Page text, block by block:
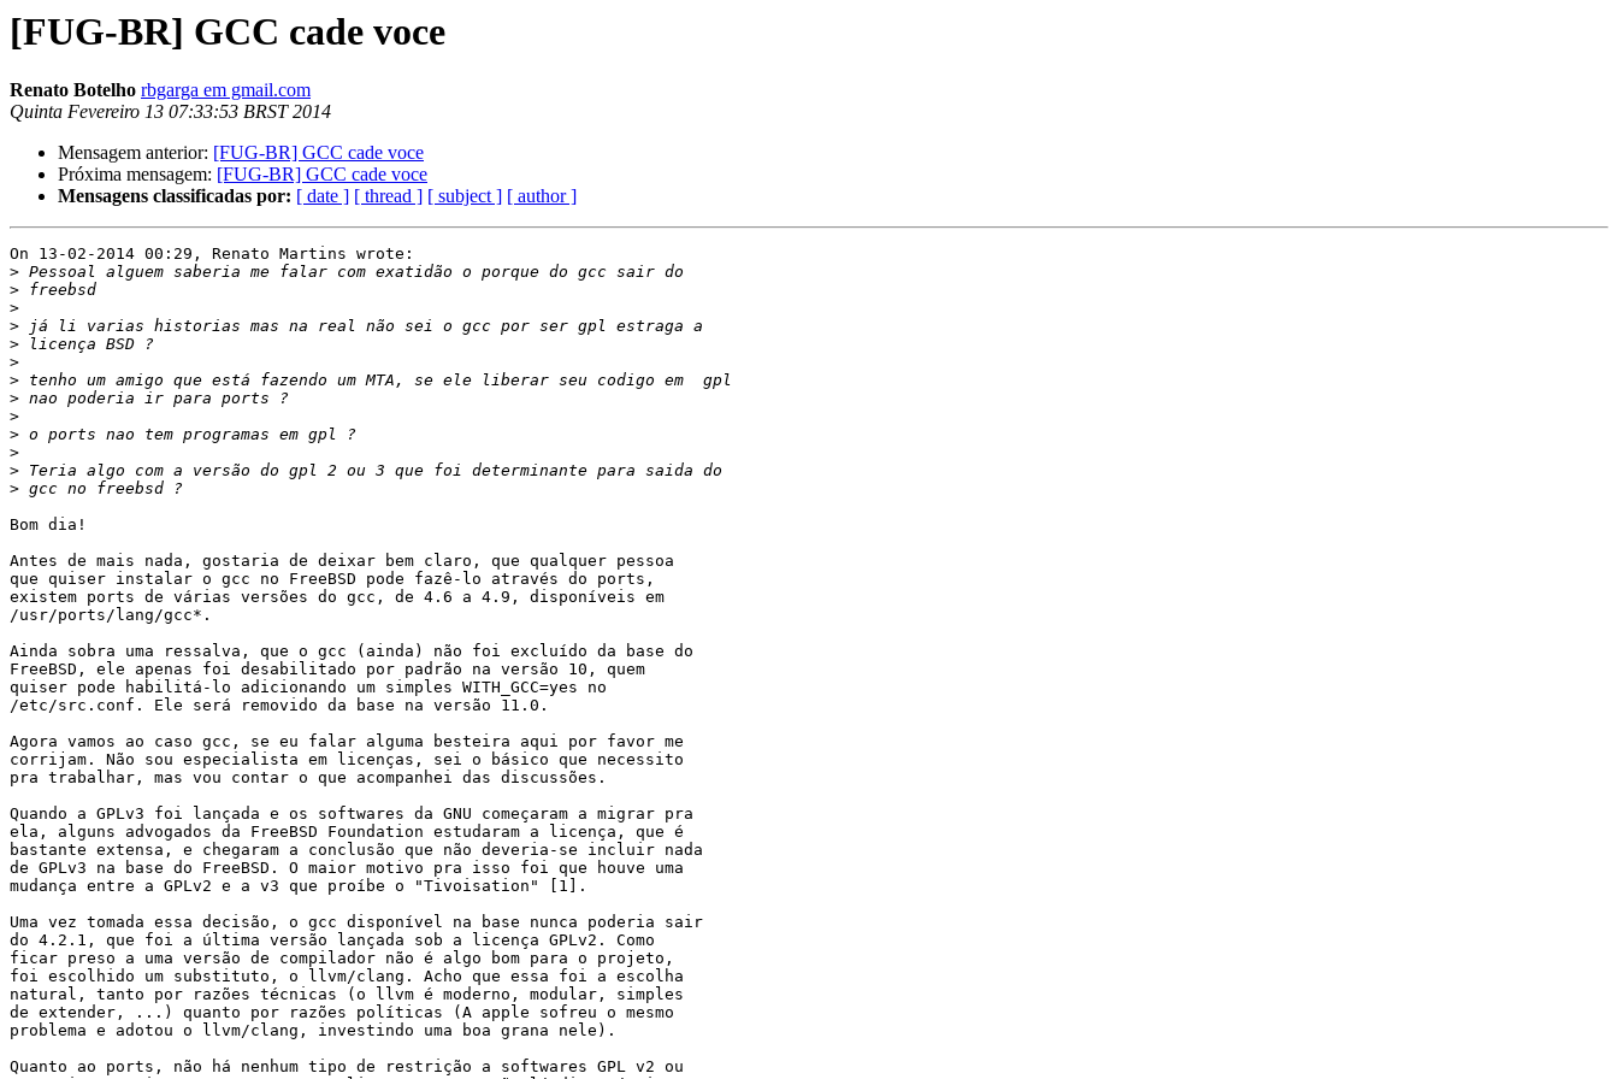
[FUG-BR] GCC cade voce
Renato Botelho rbgarga em gmail.com
Quinta Fevereiro 13 07:33:53 BRST 2014
Mensagem anterior: [FUG-BR] GCC cade voce
Próxima mensagem: [FUG-BR] GCC cade voce
Mensagens classificadas por: [ date ] [ thread ] [ subject ] [ author ]
On 13-02-2014 00:29, Renato Martins wrote:
>
>
>
>
>
>
>
>
>
>
>
>
>
Bom dia!
Antes de mais nada, gostaria de deixar bem claro, que qualquer pessoa
que quiser instalar o gcc no FreeBSD pode fazê-lo através do ports,
existem ports de várias versões do gcc, de 4.6 a 4.9, disponíveis em
/usr/ports/lang/gcc*.
Ainda sobra uma ressalva, que o gcc (ainda) não foi excluído da base do
FreeBSD, ele apenas foi desabilitado por padrão na versão 10, quem
quiser pode habilitá-lo adicionando um simples WITH_GCC=yes no
/etc/src.conf. Ele será removido da base na versão 11.0.
Agora vamos ao caso gcc, se eu falar alguma besteira aqui por favor me
corrijam. Não sou especialista em licenças, sei o básico que necessito
pra trabalhar, mas vou contar o que acompanhei das discussões.
Quando a GPLv3 foi lançada e os softwares da GNU começaram a migrar pra
ela, alguns advogados da FreeBSD Foundation estudaram a licença, que é
bastante extensa, e chegaram a conclusão que não deveria-se incluir nada
de GPLv3 na base do FreeBSD. O maior motivo pra isso foi que houve uma
mudança entre a GPLv2 e a v3 que proíbe o "Tivoisation" [1].
Uma vez tomada essa decisão, o gcc disponível na base nunca poderia sair
do 4.2.1, que foi a última versão lançada sob a licença GPLv2. Como
ficar preso a uma versão de compilador não é algo bom para o projeto,
foi escolhido um substituto, o llvm/clang. Acho que essa foi a escolha
natural, tanto por razões técnicas (o llvm é moderno, modular, simples
de extender, ...) quanto por razões políticas (A apple sofreu o mesmo
problema e adotou o llvm/clang, investindo uma boa grana nele).
Quanto ao ports, não há nenhum tipo de restrição a softwares GPL v2 ou